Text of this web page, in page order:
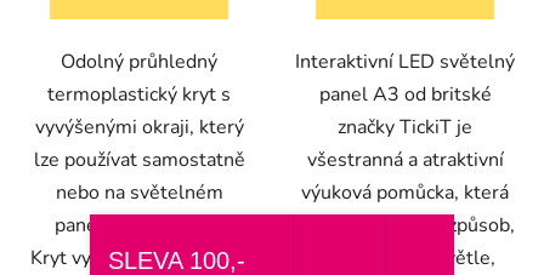
Odolný průhledný
termoplastický kryt s
vyvýšenými okraji, který
lze používat samostatně
nebo na světelném
panelu velikost A3.
Kryt vytváří osvětlenou a
Interaktivní LED světelný
panel A3 od britské
značky TickiT je
všestranná a atraktivní
výuková pomůcka, která
přináší fascinující způsob,
jak děti učit o světle,
SLEVA 100,-